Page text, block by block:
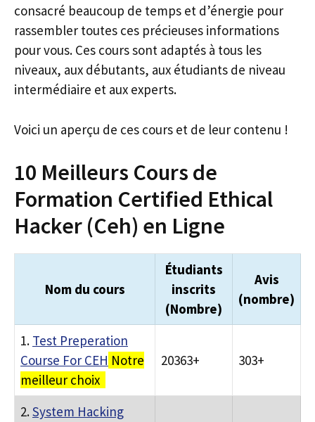
consacré beaucoup de temps et d’énergie pour
rassembler toutes ces précieuses informations
pour vous. Ces cours sont adaptés à tous les
niveaux, aux débutants, aux étudiants de niveau
intermédiaire et aux experts.
Voici un aperçu de ces cours et de leur contenu !
10 Meilleurs Cours de
Formation Certified Ethical
Hacker (Ceh) en Ligne
Nom du cours
Étudiants
inscrits
(Nombre)
Avis
(nombre)
1. Test Preperation
Course For CEH Notre
meilleur choix
20363+ 303+
2.System Hacking